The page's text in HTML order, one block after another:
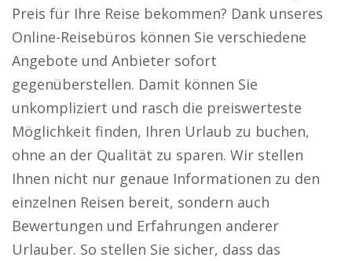
Preis für Ihre Reise bekommen? Dank unseres
Online-Reisebüros können Sie verschiedene
Angebote und Anbieter sofort
gegenüberstellen. Damit können Sie
unkompliziert und rasch die preiswerteste
Möglichkeit finden, Ihren Urlaub zu buchen,
ohne an der Qualität zu sparen. Wir stellen
Ihnen nicht nur genaue Informationen zu den
einzelnen Reisen bereit, sondern auch
Bewertungen und Erfahrungen anderer
Urlauber. So stellen Sie sicher, dass das